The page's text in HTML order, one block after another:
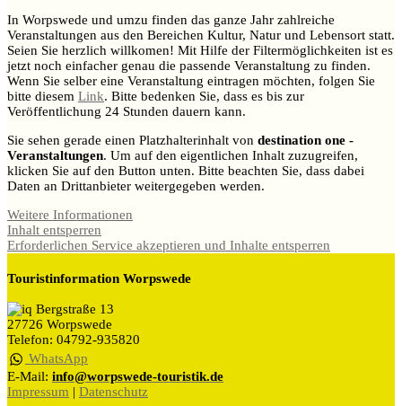
In Worpswede und umzu finden das ganze Jahr zahlreiche
Veranstaltungen aus den Bereichen Kultur, Natur und Lebensort statt.
Seien Sie herzlich willkomen! Mit Hilfe der Filtermöglichkeiten ist es
jetzt noch einfacher genau die passende Veranstaltung zu finden.
Wenn Sie selber eine Veranstaltung eintragen möchten, folgen Sie
bitte diesem Link. Bitte bedenken Sie, dass es bis zur
Veröffentlichung 24 Stunden dauern kann.
Sie sehen gerade einen Platzhalterinhalt von destination one -
Veranstaltungen. Um auf den eigentlichen Inhalt zuzugreifen,
klicken Sie auf den Button unten. Bitte beachten Sie, dass dabei
Daten an Drittanbieter weitergegeben werden.
Weitere Informationen
Inhalt entsperren
Erforderlichen Service akzeptieren und Inhalte entsperren
Touristinformation Worpswede
Bergstraße 13
27726 Worpswede
Telefon: 04792-935820
WhatsApp
E-Mail: info@worpswede-touristik.de
Impressum | Datenschutz